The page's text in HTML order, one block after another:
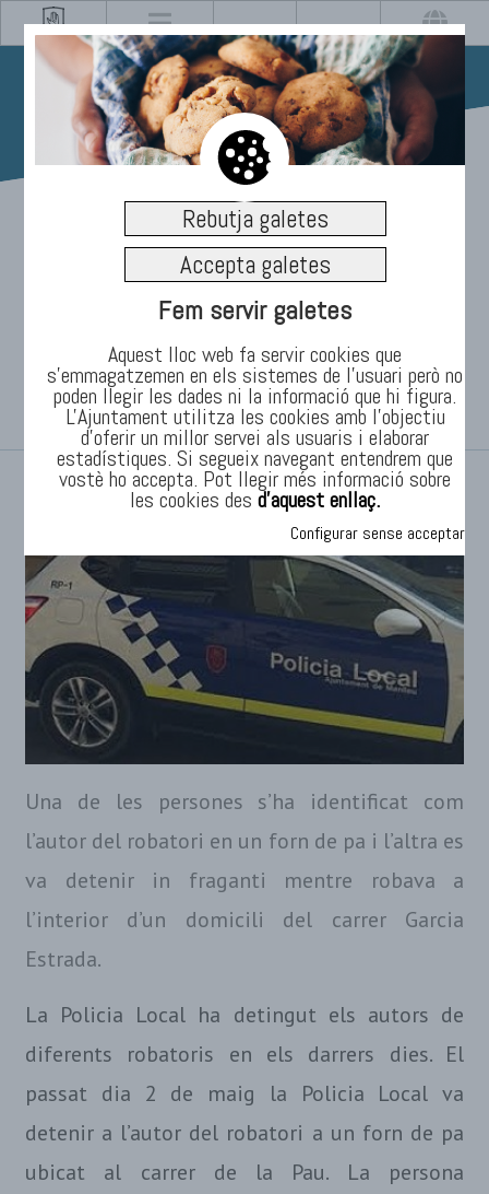
10/05/2021
La Policia Local de
Manlleu deté dues
persones implicades en
robatoris a la ciutat
INICI / TEMES / Informació / Notícies
Una de les persones s’ha identificat com
l’autor del robatori en un forn de pa i l’altra es
va detenir in fraganti mentre robava a
l’interior d’un domicili del carrer Garcia
Estrada.
La Policia Local ha detingut els autors de
diferents robatoris en els darrers dies. El
passat dia 2 de maig la Policia Local va
detenir a l’autor del robatori a un forn de pa
ubicat al carrer de la Pau. La persona
Rebutja galetes
Accepta galetes
Fem servir galetes
Aquest lloc web fa servir cookies que
s’emmagatzemen en els sistemes de l'usuari però no
poden llegir les dades ni la informació que hi figura.
L'Ajuntament utilitza les cookies amb l'objectiu
d’oferir un millor servei als usuaris i elaborar
estadístiques. Si segueix navegant entendrem que
vostè ho accepta. Pot llegir més informació sobre
les cookies desd’aquest enllaç.
Configurar sense acceptar